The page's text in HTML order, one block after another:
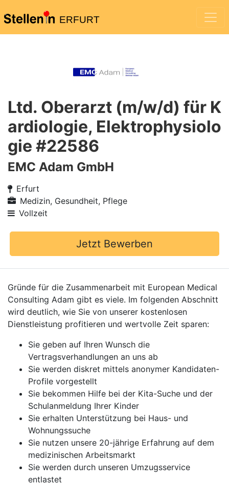
ERFURT
Ltd. Oberarzt (m/w/d) für K
ardiologie, Elektrophysiolo
gie #22586
EMC Adam GmbH
Erfurt
Medizin, Gesundheit, Pflege
Vollzeit
Jetzt Bewerben
Gründe für die Zusammenarbeit mit European Medical
Consulting Adam gibt es viele. Im folgenden Abschnitt
wird deutlich, wie Sie von unserer kostenlosen
Dienstleistung profitieren und wertvolle Zeit sparen:
Sie geben auf Ihren Wunsch die
Vertragsverhandlungen an uns ab
Sie werden diskret mittels anonymer Kandidaten-
Profile vorgestellt
Sie bekommen Hilfe bei der Kita-Suche und der
Schulanmeldung Ihrer Kinder
Sie erhalten Unterstützung bei Haus- und
Wohnungssuche
Sie nutzen unsere 20-jährige Erfahrung auf dem
medizinischen Arbeitsmarkt
Sie werden durch unseren Umzugsservice
entlastet